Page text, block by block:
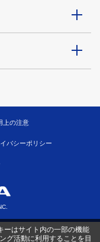
上の注意
バシーポリシー
ーはサイト内の一部の機能
グ活動に利用することを目